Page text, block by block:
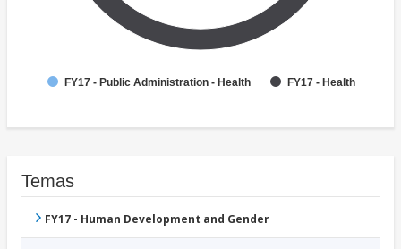
FY17 - Public Administration - Health FY17 - Health
Temas
FY17 - Human Development and Gender